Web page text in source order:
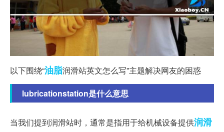
以下围绕“油脂润滑站英文怎么写”主题解决网友的困惑
lubricationstation是什么意思
当我们提到润滑站时，通常是指用于给机械设备提供润滑